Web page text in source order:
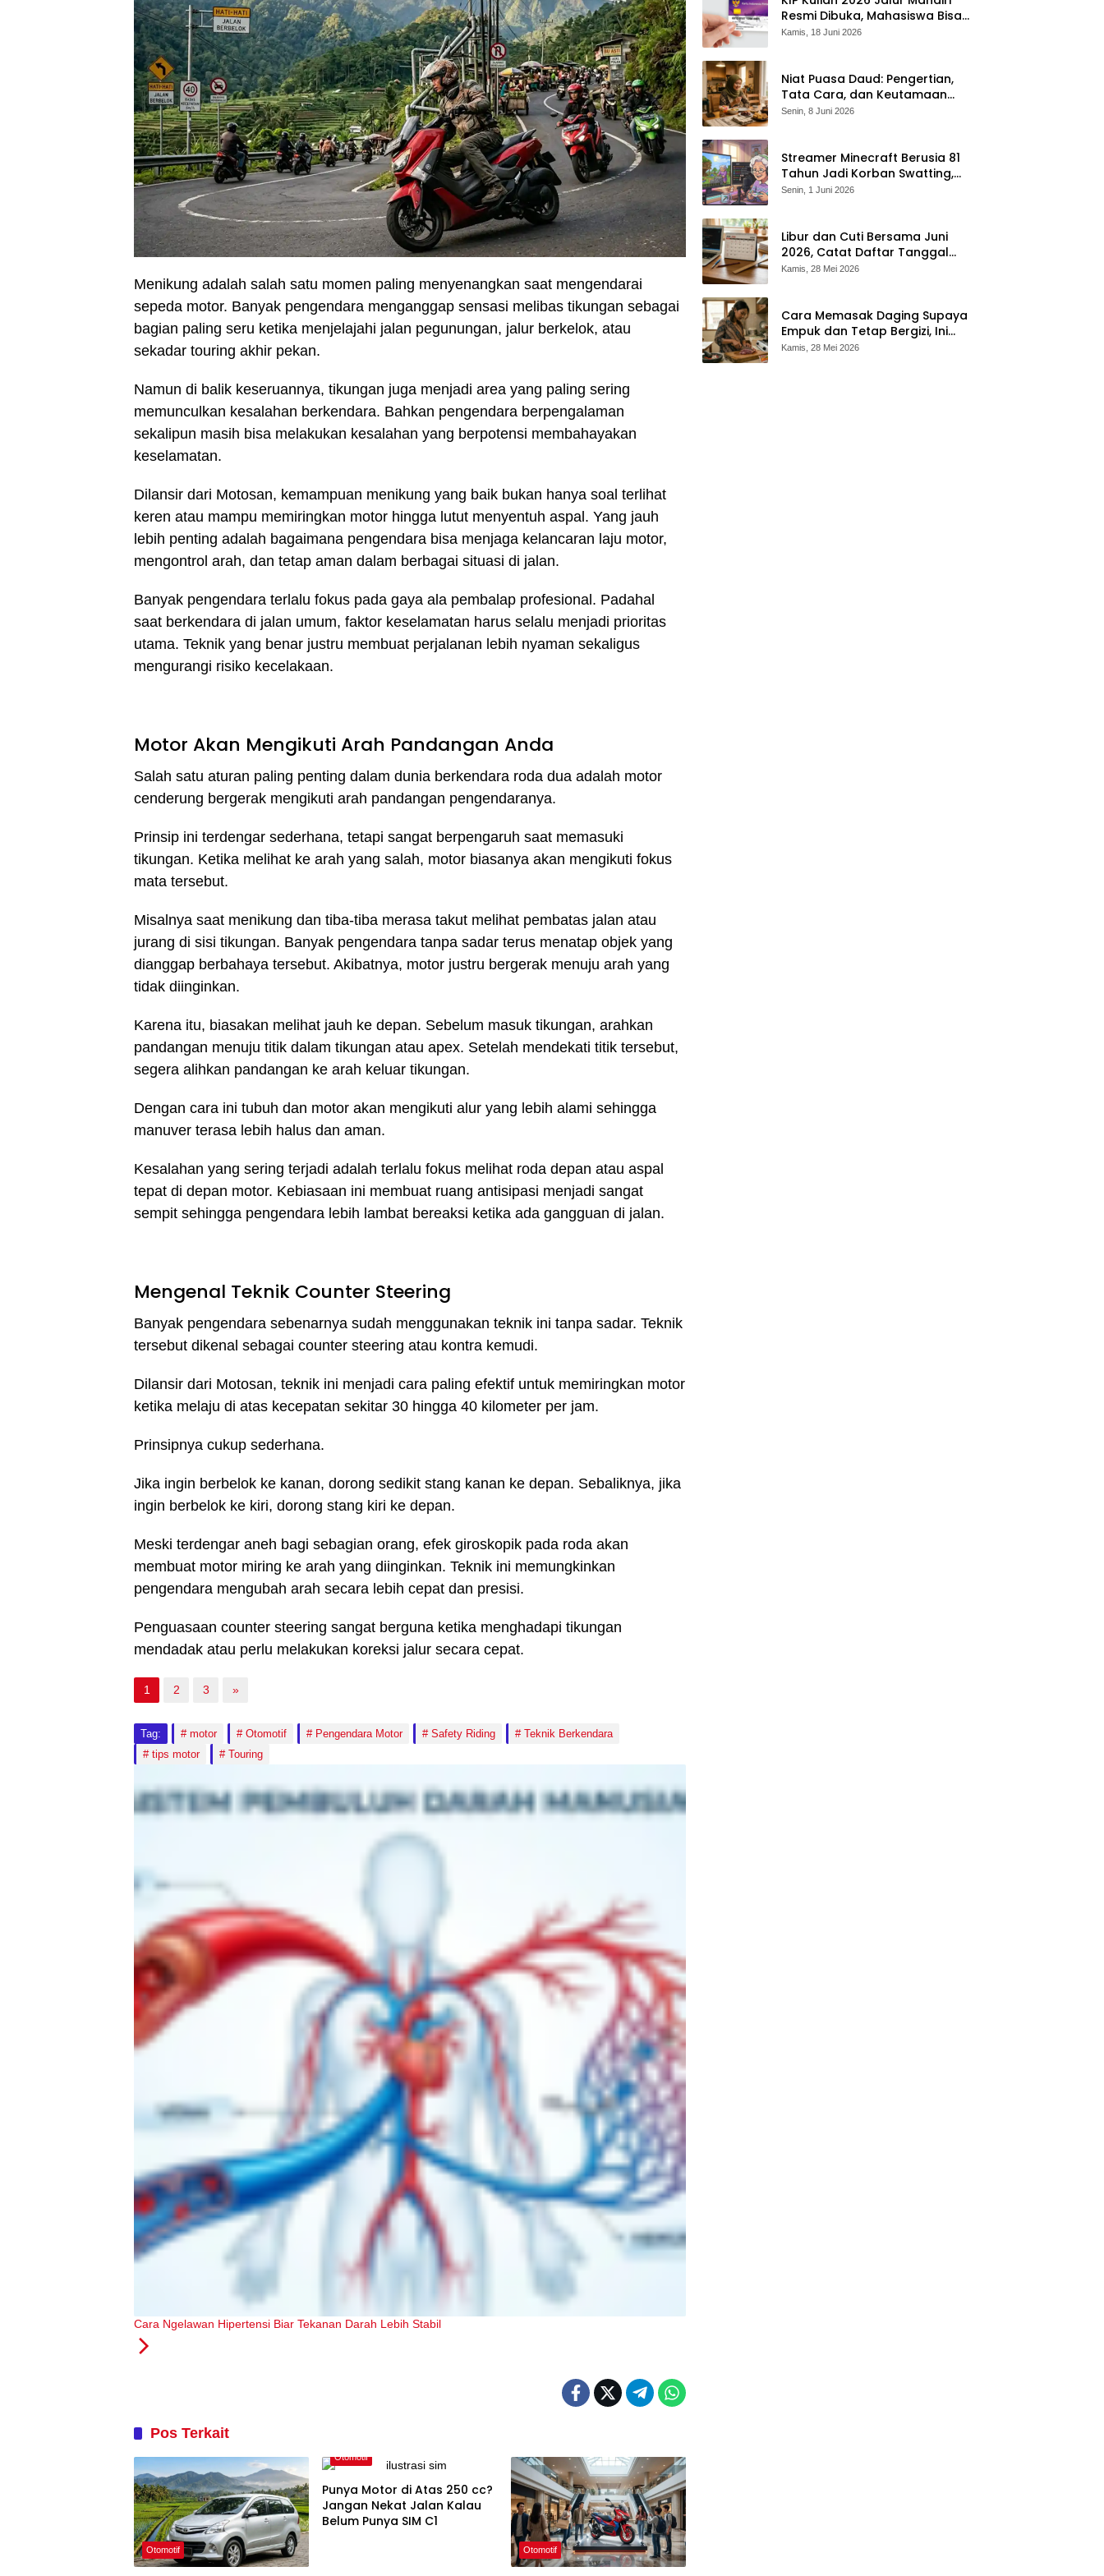
Menikung adalah salah satu momen paling menyenangkan saat mengendarai
sepeda motor. Banyak pengendara menganggap sensasi melibas tikungan sebagai
bagian paling seru ketika menjelajahi jalan pegunungan, jalur berkelok, atau
sekadar touring akhir pekan.
Namun di balik keseruannya, tikungan juga menjadi area yang paling sering
memunculkan kesalahan berkendara. Bahkan pengendara berpengalaman
sekalipun masih bisa melakukan kesalahan yang berpotensi membahayakan
keselamatan.
Dilansir dari Motosan, kemampuan menikung yang baik bukan hanya soal terlihat
keren atau mampu memiringkan motor hingga lutut menyentuh aspal. Yang jauh
lebih penting adalah bagaimana pengendara bisa menjaga kelancaran laju motor,
mengontrol arah, dan tetap aman dalam berbagai situasi di jalan.
Banyak pengendara terlalu fokus pada gaya ala pembalap profesional. Padahal
saat berkendara di jalan umum, faktor keselamatan harus selalu menjadi prioritas
utama. Teknik yang benar justru membuat perjalanan lebih nyaman sekaligus
mengurangi risiko kecelakaan.
Motor Akan Mengikuti Arah Pandangan Anda
Salah satu aturan paling penting dalam dunia berkendara roda dua adalah motor
cenderung bergerak mengikuti arah pandangan pengendaranya.
Prinsip ini terdengar sederhana, tetapi sangat berpengaruh saat memasuki
tikungan. Ketika melihat ke arah yang salah, motor biasanya akan mengikuti fokus
mata tersebut.
Misalnya saat menikung dan tiba-tiba merasa takut melihat pembatas jalan atau
jurang di sisi tikungan. Banyak pengendara tanpa sadar terus menatap objek yang
dianggap berbahaya tersebut. Akibatnya, motor justru bergerak menuju arah yang
tidak diinginkan.
Karena itu, biasakan melihat jauh ke depan. Sebelum masuk tikungan, arahkan
pandangan menuju titik dalam tikungan atau apex. Setelah mendekati titik tersebut,
segera alihkan pandangan ke arah keluar tikungan.
Dengan cara ini tubuh dan motor akan mengikuti alur yang lebih alami sehingga
manuver terasa lebih halus dan aman.
Kesalahan yang sering terjadi adalah terlalu fokus melihat roda depan atau aspal
tepat di depan motor. Kebiasaan ini membuat ruang antisipasi menjadi sangat
sempit sehingga pengendara lebih lambat bereaksi ketika ada gangguan di jalan.
Mengenal Teknik Counter Steering
Banyak pengendara sebenarnya sudah menggunakan teknik ini tanpa sadar. Teknik
tersebut dikenal sebagai counter steering atau kontra kemudi.
Dilansir dari Motosan, teknik ini menjadi cara paling efektif untuk memiringkan motor
ketika melaju di atas kecepatan sekitar 30 hingga 40 kilometer per jam.
Prinsipnya cukup sederhana.
Jika ingin berbelok ke kanan, dorong sedikit stang kanan ke depan. Sebaliknya, jika
ingin berbelok ke kiri, dorong stang kiri ke depan.
Meski terdengar aneh bagi sebagian orang, efek giroskopik pada roda akan
membuat motor miring ke arah yang diinginkan. Teknik ini memungkinkan
pengendara mengubah arah secara lebih cepat dan presisi.
Penguasaan counter steering sangat berguna ketika menghadapi tikungan
mendadak atau perlu melakukan koreksi jalur secara cepat.
1 2 3 »
Tag: motor Otomotif Pengendara Motor Safety Riding
Teknik Berkendara
tips motor
Touring
Cara Ngelawan Hipertensi Biar Tekanan Darah Lebih Stabil
Pos Terkait
Otomotif
Otomotif
Punya Motor di Atas 250 cc?
Jangan Nekat Jalan Kalau
Belum Punya SIM C1
Otomotif
Resmi Dibuka, Mahasiswa Bisa
Dapat Bantuan hingga Rp1,4
Kamis, 18 Juni 2026
Niat Puasa Daud: Pengertian,
Tata Cara, dan Keutamaan
yang Perlu Diketahui Umat
Senin, 8 Juni 2026
Streamer Minecraft Berusia 81
Tahun Jadi Korban Swatting,
Polisi Kepung Rumah Saat
Senin, 1 Juni 2026
Libur dan Cuti Bersama Juni
2026, Catat Daftar Tanggal
Merah dan Long Weekendnya
Kamis, 28 Mei 2026
Cara Memasak Daging Supaya
Empuk dan Tetap Bergizi, Ini
Tipsnya
Kamis, 28 Mei 2026